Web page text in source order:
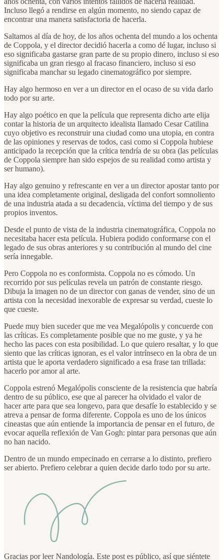
Incluso llegó a rendirse en algún momento, no siendo capaz de
encontrar una manera satisfactoria de hacerla.
Saltamos al día de hoy, de los años ochenta del mundo a los ochenta
de Coppola, y el director decidió hacerla a como dé lugar, incluso si
eso significaba gastarse gran parte de su propio dinero, incluso si eso
significaba un gran riesgo al fracaso financiero, incluso si eso
significaba manchar su legado cinematográfico por siempre.
Hay algo hermoso en ver a un director en el ocaso de su vida darlo
todo por su arte.
Hay algo poético en que la película que representa dicho arte elija
contar la historia de un arquitecto idealista llamado Cesar Catilina
cuyo objetivo es reconstruir una ciudad como una utopia, en contra
de las opiniones y reservas de todos, casi como si Coppola hubiese
anticipado la recepción que la crítica tendría de su obra (las películas
de Coppola siempre han sido espejos de su realidad como artista y
ser humano).
Hay algo genuino y refrescante en ver a un director apostar tanto por
una idea completamente original, desligada del confort somnoliento
de una industria atada a su decadencia, víctima del tiempo y de sus
propios inventos.
Desde el punto de vista de la industria cinematográfica, Coppola no
necesitaba hacer esta película. Hubiera podido conformarse con el
legado de sus obras anteriores y su contribución al mundo del cine
sería innegable.
Pero Coppola no es conformista. Coppola no es cómodo. Un
recorrido por sus películas revela un patrón de constante riesgo.
Dibuja la imagen no de un director con ganas de vender, sino de un
artista con la necesidad inexorable de expresar su verdad, cueste lo
que cueste.
Puede muy bien suceder que me vea Megalópolis y concuerde con
las críticas. Es completamente posible que no me guste, y ya he
hecho las paces con esta posibilidad. Lo que quiero resaltar, y lo que
siento que las críticas ignoran, es el valor intrínseco en la obra de un
artista que le aporta verdadero significado a esa frase tan trillada:
hacerlo por amor al arte.
Coppola estrenó Megalópolis consciente de la resistencia que habría
dentro de su público, ese que al parecer ha olvidado el valor de
hacer arte para que sea longevo, para que desafíe lo establecido y se
atreva a pensar de forma diferente. Coppola es uno de los únicos
cineastas que aún entiende la importancia de pensar en el futuro, de
evocar aquella reflexión de Van Gogh: pintar para personas que aún
no han nacido.
Dentro de un mundo empecinado en cerrarse a lo distinto, prefiero
ser abierto. Prefiero celebrar a quien decide darlo todo por su arte.
Gracias por leer Nandología. Este post es público, así que siéntete